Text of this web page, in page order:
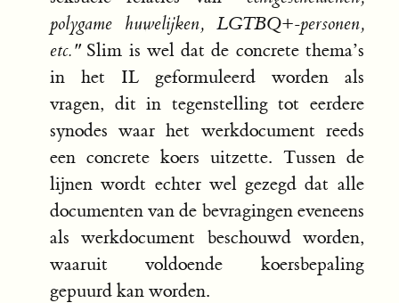
polygame huwelijken, LGTBQ+-personen,
etc."Slim is wel dat de concrete thema’s
in het IL geformuleerd worden als
vragen, dit in tegenstelling tot eerdere
synodes waar het werkdocument reeds
een concrete koers uitzette. Tussen de
lijnen wordt echter wel gezegd dat alle
documenten van de bevragingen eveneens
als werkdocument beschouwd worden,
waaruit voldoende koersbepaling
gepuurd kan worden.